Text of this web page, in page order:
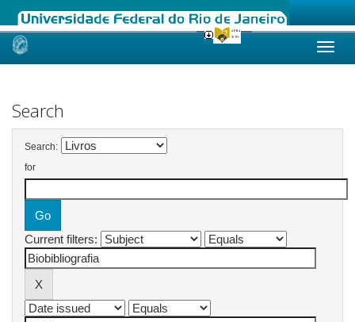
Skip
Search
Search:
for
Current filters: